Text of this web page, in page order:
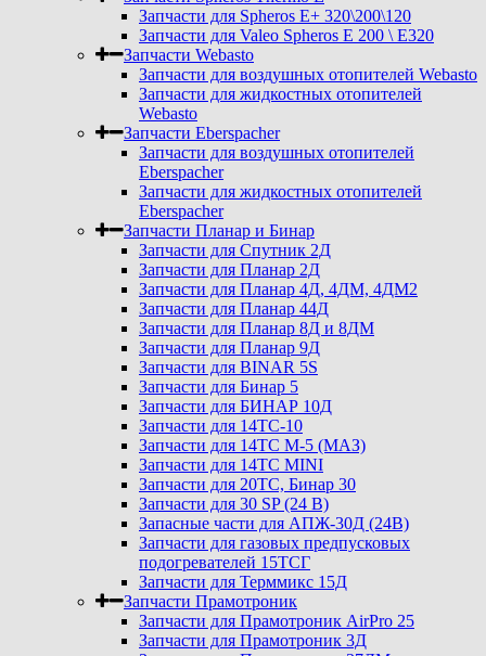
Запчасти для Spheros E+ 320\200\120
Запчасти для Valeo Spheros E 200 \ E320
Запчасти Webasto
Запчасти для воздушных отопителей Webasto
Запчасти для жидкостных отопителей
Webasto
Запчасти Eberspacher
Запчасти для воздушных отопителей
Eberspacher
Запчасти для жидкостных отопителей
Eberspacher
Запчасти Планар и Бинар
Запчасти для Спутник 2Д
Запчасти для Планар 2Д
Запчасти для Планар 4Д, 4ДМ, 4ДМ2
Запчасти для Планар 44Д
Запчасти для Планар 8Д и 8ДМ
Запчасти для Планар 9Д
Запчасти для BINAR 5S
Запчасти для Бинар 5
Запчасти для БИНАР 10Д
Запчасти для 14ТС-10
Запчасти для 14ТС М-5 (МАЗ)
Запчасти для 14ТС MINI
Запчасти для 20ТС, Бинар 30
Запчасти для 30 SP (24 В)
Запасные части для АПЖ-30Д (24В)
Запчасти для газовых предпусковых
подогревателей 15ТСГ
Запчасти для Терммикс 15Д
Запчасти Прамотроник
Запчасти для Прамотроник AirPro 25
Запчасти для Прамотроник 3Д